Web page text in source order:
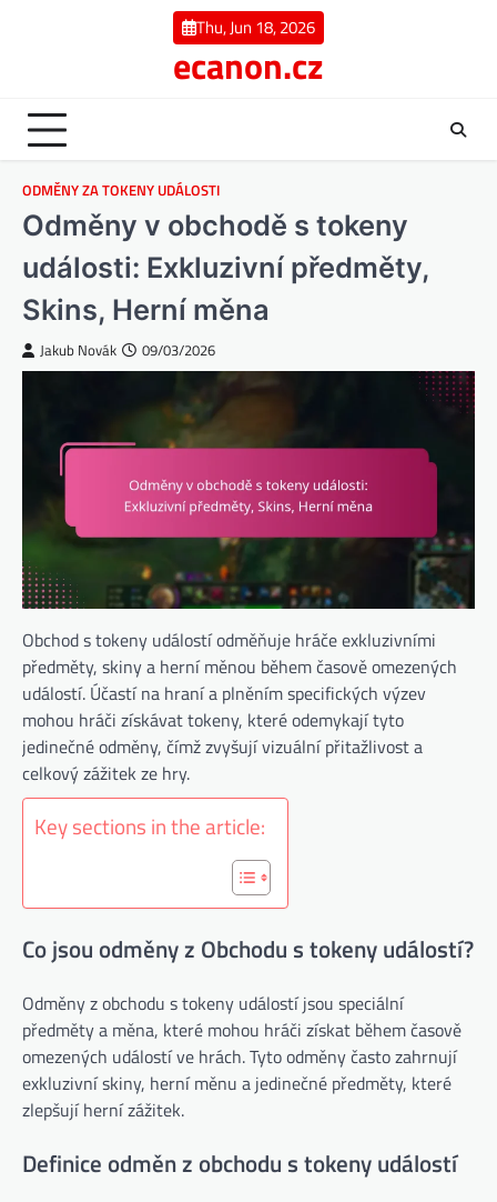
Thu, Jun 18, 2026
ecanon.cz
ODMĚNY ZA TOKENY UDÁLOSTI
Odměny v obchodě s tokeny
události: Exkluzivní předměty,
Skins, Herní měna
Jakub Novák 09/03/2026
Obchod s tokeny událostí odměňuje hráče exkluzivními
předměty, skiny a herní měnou během časově omezených
událostí. Účastí na hraní a plněním specifických výzev
mohou hráči získávat tokeny, které odemykají tyto
jedinečné odměny, čímž zvyšují vizuální přitažlivost a
celkový zážitek ze hry.
Key sections in the article:
Co jsou odměny z Obchodu s tokeny událostí?
Odměny z obchodu s tokeny událostí jsou speciální
předměty a měna, které mohou hráči získat během časově
omezených událostí ve hrách. Tyto odměny často zahrnují
exkluzivní skiny, herní měnu a jedinečné předměty, které
zlepšují herní zážitek.
Definice odměn z obchodu s tokeny událostí